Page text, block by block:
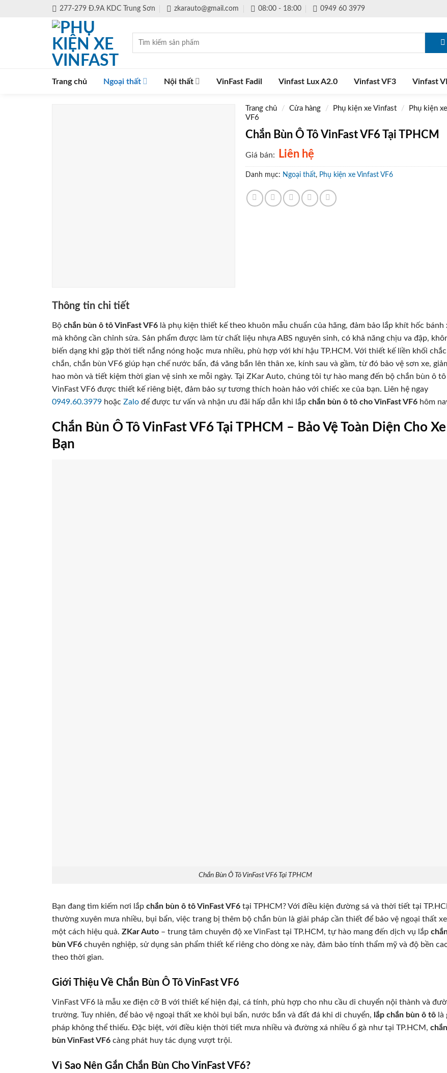
277-279 Đ.9A KDC Trung Sơn zkarauto@gmail.com 08:00 - 18:00 0949 60 3979
kiếm:
Trang chủ Ngoại thất Nội thất VinFast Fadil Vinfast Lux A2.0 Vinfast VF3 Vinfast
Trang chủ / Cửa hàng / Phụ kiện xe Vinfast /
Phụ kiện
VF6
Chắn Bùn Ô Tô VinFast VF6 Tại TPHCM
Giá bán: Liên hệ
Danh mục: Ngoại thất, Phụ kiện xe Vinfast VF6
Thông tin chi tiết
Bộ chắn bùn ô tô VinFast VF6 là phụ kiện thiết kế theo khuôn mẫu chuẩn của hãng, đảm bảo lắp khít hốc bánh
mà không cần chỉnh sửa. Sản phẩm được làm từ chất liệu nhựa ABS nguyên sinh, có khả năng chịu va đập,
biến dạng khi gặp thời tiết nắng nóng hoặc mưa nhiều, phù hợp với khí hậu TP.HCM. Với thiết kế liền khối chắc
chắn, chắn bùn VF6 giúp hạn chế nước bẩn, đá văng bắn lên thân xe, kính sau và gầm, từ đó bảo vệ sơn xe,
hao mòn và tiết kiệm thời gian vệ sinh xe mỗi ngày. Tại ZKar Auto, chúng tôi tự hào mang đến bộ chắn bùn ô tô
VinFast VF6 được thiết kế riêng biệt, đảm bảo sự tương thích hoàn hảo với chiếc xe của bạn. Liên hệ ngay
0949.60.3979 hoặc Zalo để được tư vấn và nhận ưu đãi hấp dẫn khi lắp chắn bùn ô tô cho VinFast VF6 hôm
Chắn Bùn Ô Tô VinFast VF6 Tại TPHCM – Bảo Vệ Toàn Diện Cho Xe
Bạn
Chắn Bùn Ô Tô VinFast VF6 Tại TPHCM
Bạn đang tìm kiếm nơi lắp chắn bùn ô tô VinFast VF6 tại TPHCM? Với điều kiện đường sá và thời tiết tại
thường xuyên mưa nhiều, bụi bẩn, việc trang bị thêm bộ chắn bùn là giải pháp cần thiết để bảo vệ ngoại thất xe
một cách hiệu quả. ZKar Auto – trung tâm chuyên độ xe VinFast tại TP.HCM, tự hào mang đến dịch vụ lắp
bùn VF6 chuyên nghiệp, sử dụng sản phẩm thiết kế riêng cho dòng xe này, đảm bảo tính thẩm mỹ và độ bền
theo thời gian.
Giới Thiệu Về Chắn Bùn Ô Tô VinFast VF6
VinFast VF6 là mẫu xe điện cỡ B với thiết kế hiện đại, cá tính, phù hợp cho nhu cầu di chuyển nội thành và
trường. Tuy nhiên, để bảo vệ ngoại thất xe khỏi bụi bẩn, nước bắn và đất đá khi di chuyển, lắp chắn bùn ô tô là
pháp không thể thiếu. Đặc biệt, với điều kiện thời tiết mưa nhiều và đường xá nhiều ổ gà như tại TP.HCM, chắn
bùn VinFast VF6 càng phát huy tác dụng vượt trội.
Vì Sao Nên Gắn Chắn Bùn Cho VinFast VF6?